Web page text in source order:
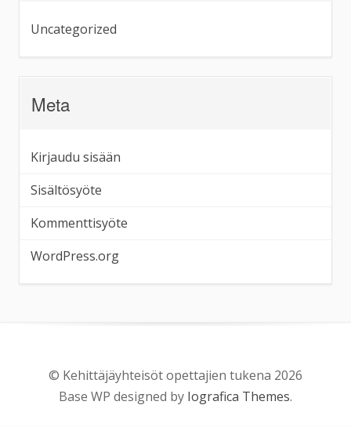
Uncategorized
Meta
Kirjaudu sisään
Sisältösyöte
Kommenttisyöte
WordPress.org
© Kehittäjäyhteisöt opettajien tukena 2026
Base WP designed by Iografica Themes.